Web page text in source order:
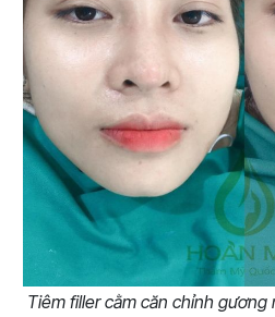
Tiêm filler cằm căn chỉnh